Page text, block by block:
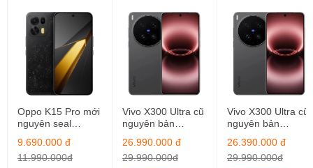
Oppo K15 Pro mới
nguyên seal
9.690.000 đ
11.990.000đ
Vivo X300 Ultra cũ
nguyên bản
26.990.000 đ
29.990.000đ
Vivo X300 Ultra cũ
nguyên bản
26.390.000 đ
29.990.000đ